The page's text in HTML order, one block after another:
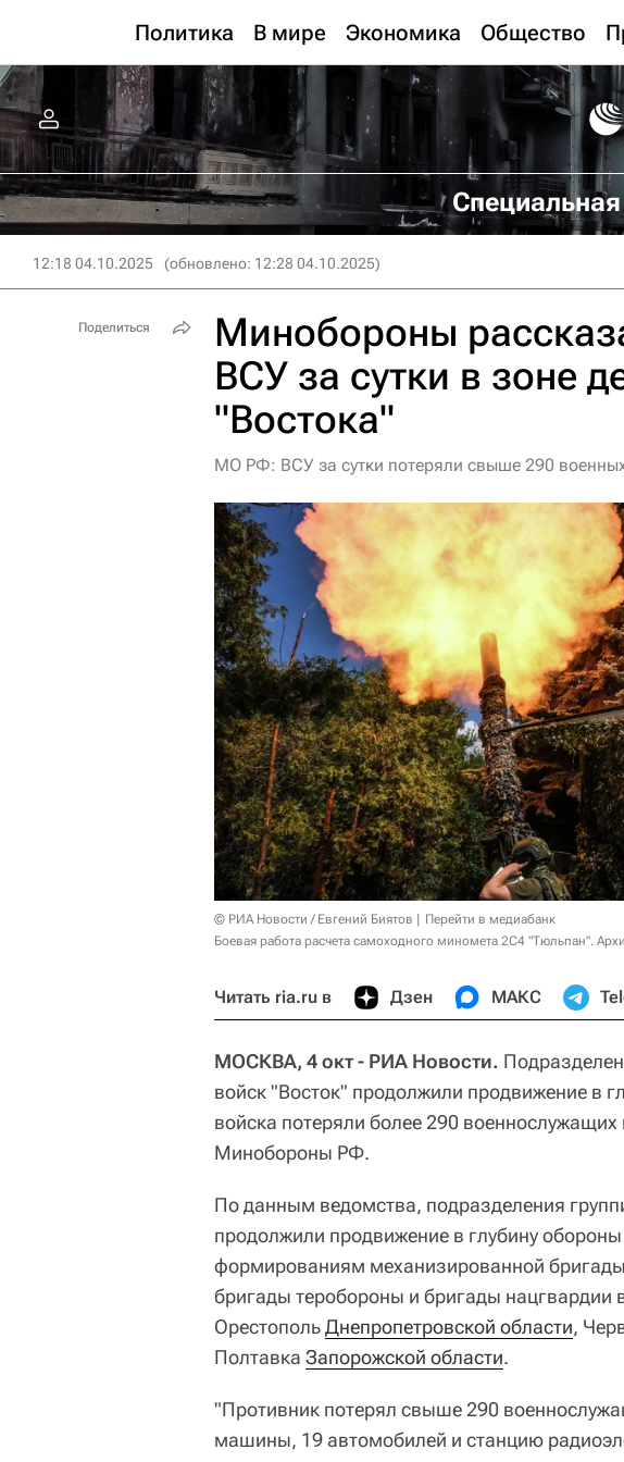
Политика В мире Экономика Общество
12:18 04.10.2025 (обновлено: 12:28 04.10.2025)
Минобороны
ВСУ за сутки в зоне
"Востока"
МО РФ: ВСУ за сутки потеряли свыше 290
© РИА Новости / Евгений Биятов
Перейти в медиабанк
Боевая работа расчета самоходного миномета 2С4 "Тюльпан".
Читать ria.ru в Дзен МАКС
МОСКВА, 4 окт - РИА Новости.
войск "Восток" продолжили продвижение в
войска потеряли более 290
Минобороны РФ.
По данным ведомства, подразделения
продолжили продвижение в глубину
формированиям механизированной
бригады теробороны и бригады нацгвардии
ОрестопольДнепропетровской области,
Полтавка Запорожской области.
"Противник потерял свыше 290
машины, 19 автомобилей и станцию
Поделиться